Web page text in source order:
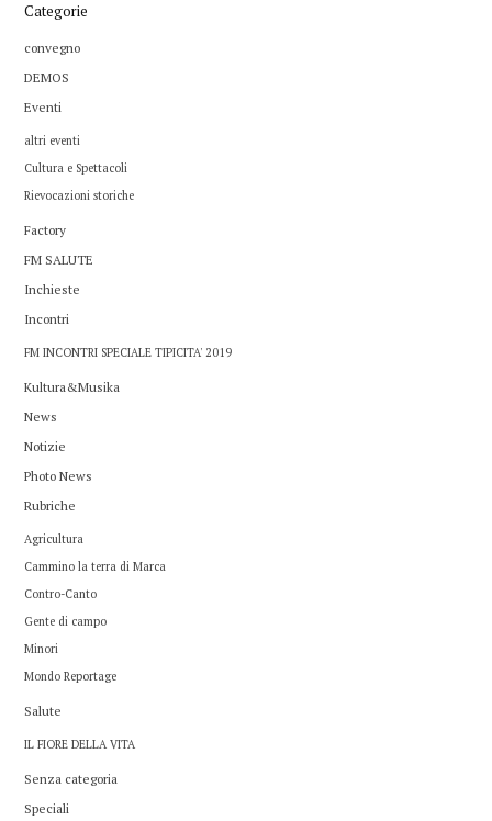
Categorie
convegno
DEMOS
Eventi
altri eventi
Cultura e Spettacoli
Rievocazioni storiche
Factory
FM SALUTE
Inchieste
Incontri
FM INCONTRI SPECIALE TIPICITA' 2019
Kultura&Musika
News
Notizie
Photo News
Rubriche
Agricultura
Cammino la terra di Marca
Contro-Canto
Gente di campo
Minori
Mondo Reportage
Salute
IL FIORE DELLA VITA
Senza categoria
Speciali